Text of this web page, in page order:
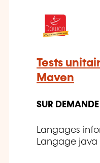
Tests
Maven
SUR DEMANDE
Langages
Langage java